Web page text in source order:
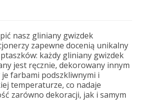
nasz gliniany gwizdek
zapewne docenią unikalny
każdy gliniany gwizdek
jest ręcznie, dekorowany innym
farbami podszkliwnymi i
temperaturze, co nadaje
zarówno dekoracji, jak i samym